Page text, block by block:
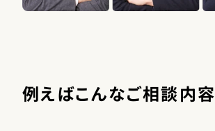
例えばこんなご相談内容